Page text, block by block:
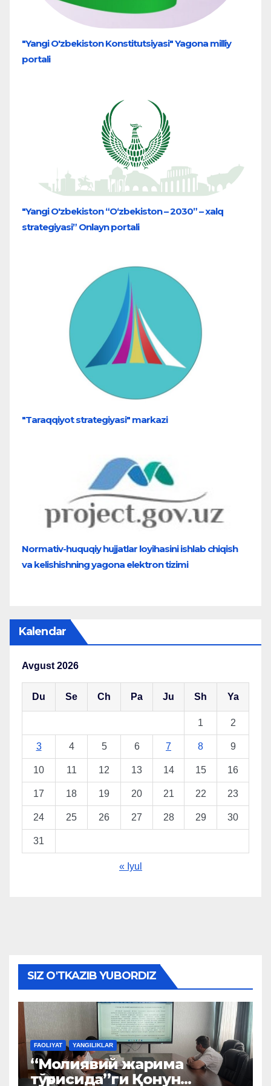
"Yangi O'zbekiston Konstitutsiyasi" Yagona milliy
portali
"Yangi O'zbekiston “O‘zbekiston – 2030” – xalq
strategiyasi” Onlayn portali
"Taraqqiyot strategiyasi" markazi
Normativ-huquqiy hujjatlar loyihasini ishlab chiqish
va kelishishning yagona elektron tizimi
Kalendar
Avgust 2026
Du Se Ch Pa Ju Sh Ya
1 2
3 4 5 6 7 8 9
10 11 12 13 14 15 16
17 18 19 20 21 22 23
24 25 26 27 28 29 30
31
« Iyul
SIZ O'TKAZIB YUBORDIZ
FAOLIYAT YANGILIKLAR
“Молиявий жарима
тўғрисида”ги Қонун